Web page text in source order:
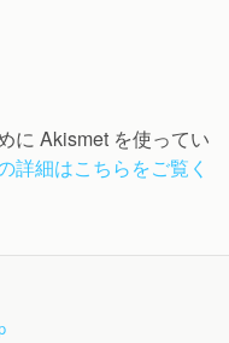
に Akismet を使ってい
詳細はこちらをご覧く